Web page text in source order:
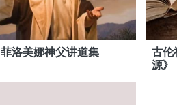
菲洛美娜神父讲道集
古伦
源》